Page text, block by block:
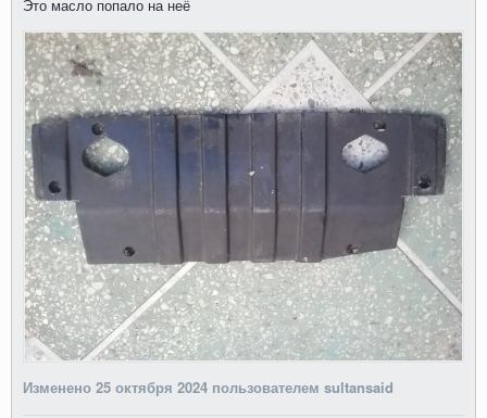
Это масло попало на неё
Изменено 25 октября 2024 пользователем sultansaid